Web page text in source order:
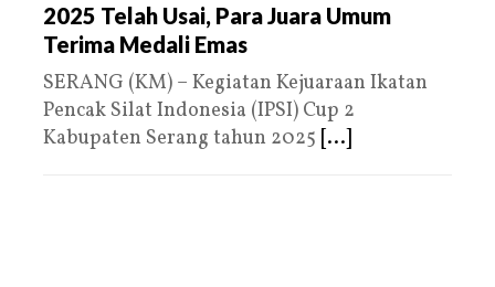
2025 Telah Usai, Para Juara Umum
Terima Medali Emas
SERANG (KM) – Kegiatan Kejuaraan Ikatan
Pencak Silat Indonesia (IPSI) Cup 2
Kabupaten Serang tahun 2025 [...]